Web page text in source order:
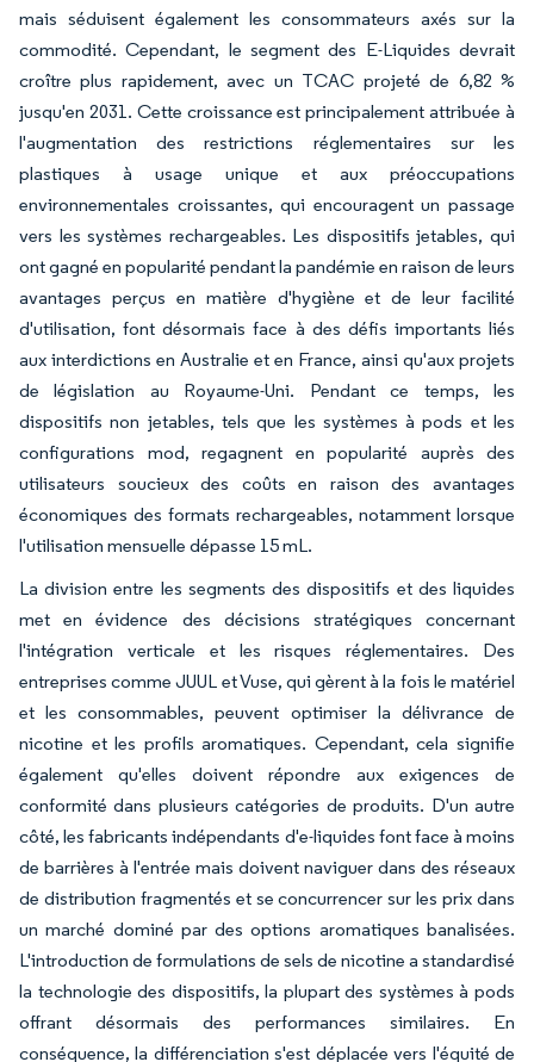
mais séduisent également les consommateurs axés sur la
commodité. Cependant, le segment des E-Liquides devrait
croître plus rapidement, avec un TCAC projeté de 6,82 %
jusqu'en 2031. Cette croissance est principalement attribuée à
l'augmentation des restrictions réglementaires sur les
plastiques à usage unique et aux préoccupations
environnementales croissantes, qui encouragent un passage
vers les systèmes rechargeables. Les dispositifs jetables, qui
ont gagné en popularité pendant la pandémie en raison de leurs
avantages perçus en matière d'hygiène et de leur facilité
d'utilisation, font désormais face à des défis importants liés
aux interdictions en Australie et en France, ainsi qu'aux projets
de législation au Royaume-Uni. Pendant ce temps, les
dispositifs non jetables, tels que les systèmes à pods et les
configurations mod, regagnent en popularité auprès des
utilisateurs soucieux des coûts en raison des avantages
économiques des formats rechargeables, notamment lorsque
l'utilisation mensuelle dépasse 15 mL.
La division entre les segments des dispositifs et des liquides
met en évidence des décisions stratégiques concernant
l'intégration verticale et les risques réglementaires. Des
entreprises comme JUUL et Vuse, qui gèrent à la fois le matériel
et les consommables, peuvent optimiser la délivrance de
nicotine et les profils aromatiques. Cependant, cela signifie
également qu'elles doivent répondre aux exigences de
conformité dans plusieurs catégories de produits. D'un autre
côté, les fabricants indépendants d'e-liquides font face à moins
de barrières à l'entrée mais doivent naviguer dans des réseaux
de distribution fragmentés et se concurrencer sur les prix dans
un marché dominé par des options aromatiques banalisées.
L'introduction de formulations de sels de nicotine a standardisé
la technologie des dispositifs, la plupart des systèmes à pods
offrant désormais des performances similaires. En
conséquence, la différenciation s'est déplacée vers l'équité de